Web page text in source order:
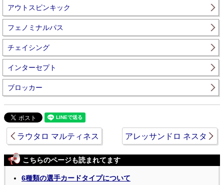
アウトスピンキック
フェノミナルパス
チェイシング
インターセプト
ブロッカー
ラウタロ マルティネス アレッサンドロ ネスタ
こちらのページも読まれてます
6種類の選手カードタイプについて